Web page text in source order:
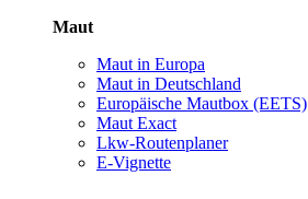
Maut
Maut in Europa
Maut in Deutschland
Europäische Mautbox (EETS)
Maut Exact
Lkw-Routenplaner
E-Vignette